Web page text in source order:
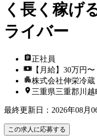
く長く稼げ
ライバー
正社員
【月給】30万円〜
株式会社伸栄冷蔵
三重県三重郡川越
最終更新日 ： 2026年08月
この求人に応募する